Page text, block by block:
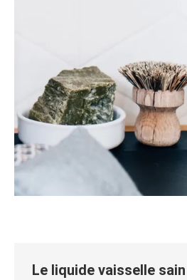
Le liquide vaisselle